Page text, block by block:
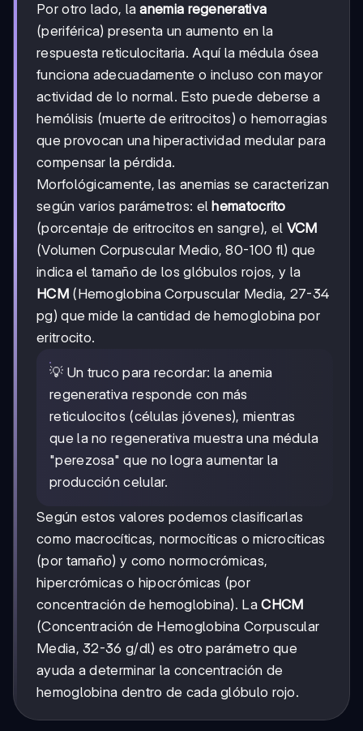
Por otro lado, laanemia regenerativa
(periférica) presenta un aumento en la
respuesta reticulocitaria. Aquí la médula ósea
funciona adecuadamente o incluso con mayor
actividad de lo normal. Esto puede deberse a
hemólisis (muerte de eritrocitos) o hemorragias
que provocan una hiperactividad medular para
compensar la pérdida.
Morfológicamente, las anemias se caracterizan
según varios parámetros: el hematocrito
(porcentaje de eritrocitos en sangre), el VCM
(Volumen Corpuscular Medio, 80-100 fl) que
indica el tamaño de los glóbulos rojos, y la
HCM(Hemoglobina Corpuscular Media, 27-34
pg) que mide la cantidad de hemoglobina por
eritrocito.
💡 Un truco para recordar: la anemia
regenerativa responde con más
reticulocitos (células jóvenes), mientras
que la no regenerativa muestra una médula
"perezosa" que no logra aumentar la
producción celular.
Según estos valores podemos clasificarlas
como macrocíticas, normocíticas o microcíticas
(por tamaño) y como normocrómicas,
hipercrómicas o hipocrómicas (por
concentración de hemoglobina). LaCHCM
(Concentración de Hemoglobina Corpuscular
Media, 32-36 g/dl) es otro parámetro que
ayuda a determinar la concentración de
hemoglobina dentro de cada glóbulo rojo.